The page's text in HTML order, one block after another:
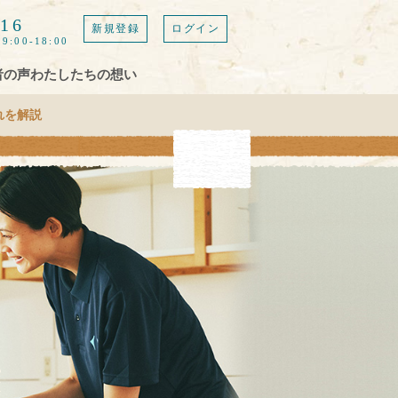
9:00-18:00
新規登録 ログイン
の声わたしたちの想い
を解説